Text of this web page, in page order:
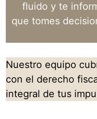
fluido y te
que tomes
Nuestro equipo
con el derecho
integral de tus